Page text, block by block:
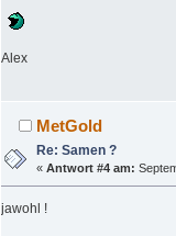
Alex
MetGold
Re: Samen ?
«Antwort #4 am:
jawohl !